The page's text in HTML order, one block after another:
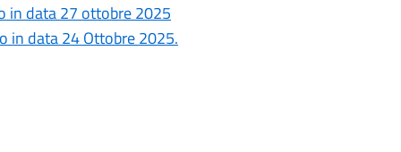
in data 27 ottobre 2025
in data 24 Ottobre 2025.